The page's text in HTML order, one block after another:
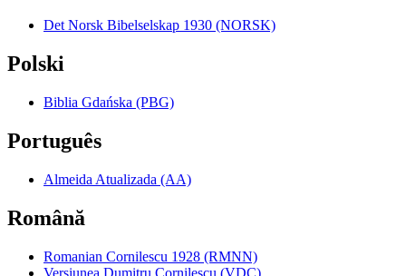
Det Norsk Bibelselskap 1930 (NORSK)
Polski
Biblia Gdańska (PBG)
Português
Almeida Atualizada (AA)
Română
Romanian Cornilescu 1928 (RMNN)
Versiunea Dumitru Cornilescu (VDC)